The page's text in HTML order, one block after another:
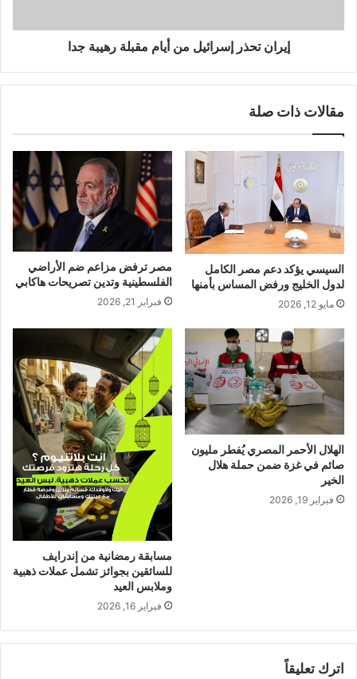
إيران تحذر إسرائيل من أيام مقبلة رهيبة جدا
مقالات ذات صلة
السيسي يؤكد دعم مصر الكامل
لدول الخليج ورفض المساس بأمنها
مايو 12, 2026
مصر ترفض مزاعم ضم الأراضي
الفلسطينية وتدين تصريحات هاكابي
فبراير 21, 2026
الهلال الأحمر المصري يُفطر مليون
صائم في غزة ضمن حملة هلال
الخير
فبراير 19, 2026
مسابقة رمضانية من إندرايف
للسائقين بجوائز تشمل عملات ذهبية
وملابس العيد
فبراير 16, 2026
اترك تعليقاً